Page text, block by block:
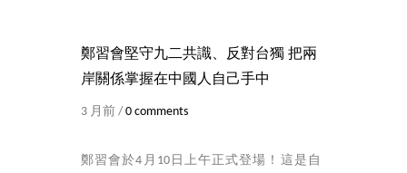
鄭習會堅守九二共識、反對台獨 把兩
岸關係掌握在中國人自己手中
3 月前 / 0 comments
鄭習會於4月10日上午正式登場！這是自